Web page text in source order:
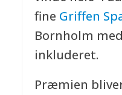
fine Griffen
Bornholm
inkluderet.
Præmien